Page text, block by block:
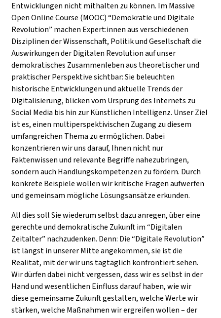
Entwicklungen nicht mithalten zu können. Im Massive
Open Online Course (MOOC) “Demokratie und Digitale
Revolution” machen Expert:innen aus verschiedenen
Disziplinen der Wissenschaft, Politik und Gesellschaft die
Auswirkungen der Digitalen Revolution auf unser
demokratisches Zusammenleben aus theoretischer und
praktischer Perspektive sichtbar: Sie beleuchten
historische Entwicklungen und aktuelle Trends der
Digitalisierung, blicken vom Ursprung des Internets zu
Social Media bis hin zur Künstlichen Intelligenz. Unser Ziel
ist es, einen multiperspektivischen Zugang zu diesem
umfangreichen Thema zu ermöglichen. Dabei
konzentrieren wir uns darauf, Ihnen nicht nur
Faktenwissen und relevante Begriffe nahezubringen,
sondern auch Handlungskompetenzen zu fördern. Durch
konkrete Beispiele wollen wir kritische Fragen aufwerfen
und gemeinsam mögliche Lösungsansätze erkunden.
All dies soll Sie wiederum selbst dazu anregen, über eine
gerechte und demokratische Zukunft im “Digitalen
Zeitalter” nachzudenken. Denn: Die “Digitale Revolution”
ist längst in unserer Mitte angekommen, sie ist die
Realität, mit der wir uns tagtäglich konfrontiert sehen.
Wir dürfen dabei nicht vergessen, dass wir es selbst in der
Hand und wesentlichen Einfluss darauf haben, wie wir
diese gemeinsame Zukunft gestalten, welche Werte wir
stärken, welche Maßnahmen wir ergreifen wollen – der